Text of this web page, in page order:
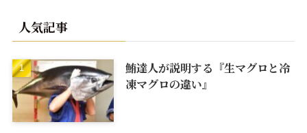
人気記事
鮪達人が説明する『生マグロと冷
凍マグロの違い』